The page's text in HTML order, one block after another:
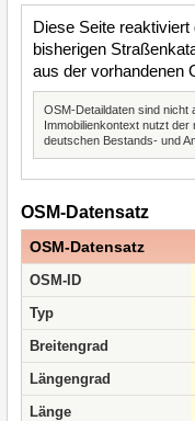
Diese Seite
bisherigen
aus der vorhandenen
OSM-Detaildaten sind
Immobilienkontext nutzt
deutschen Bestands- und
OSM-Datensatz
OSM-Datensatz
OSM-ID
Typ
Breitengrad
Längengrad
Länge